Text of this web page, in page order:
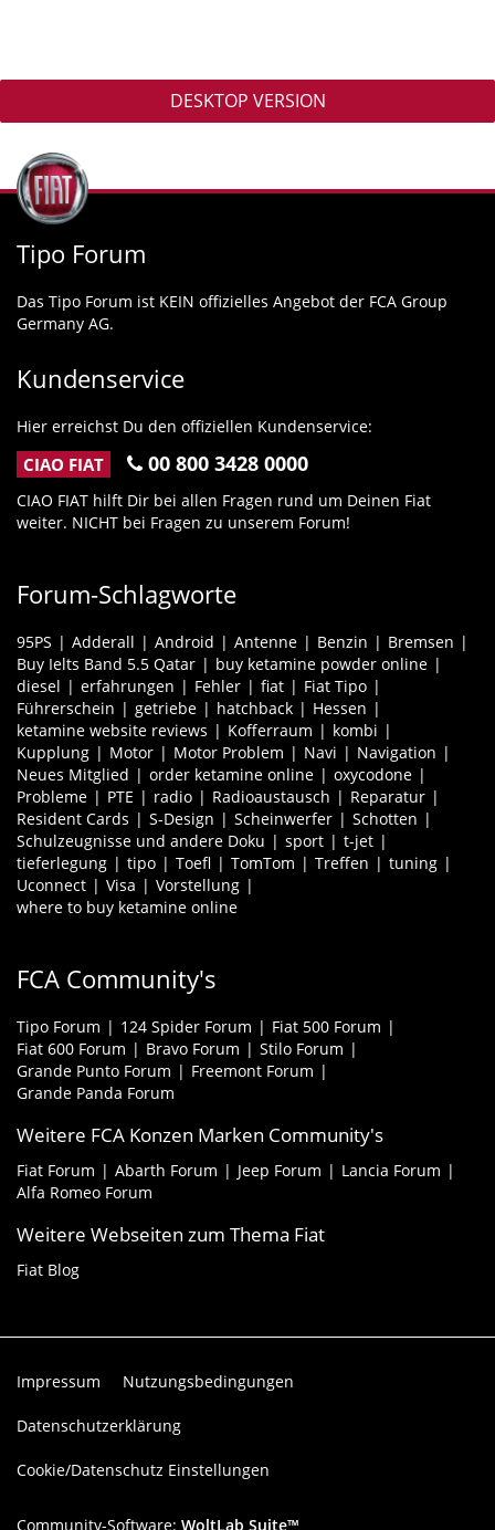
DESKTOP VERSION
Tipo Forum
Das Tipo Forum ist KEIN offizielles Angebot der FCA Group
Germany AG.
Kundenservice
Hier erreichst Du den offiziellen Kundenservice:
CIAO FIAT 00 800 3428 0000
CIAO FIAT hilft Dir bei allen Fragen rund um Deinen Fiat
weiter. NICHT bei Fragen zu unserem Forum!
Forum-Schlagworte
95PS Adderall Android Antenne Benzin
Bremsen
Buy Ielts Band 5.5 Qatar
buy ketamine powder online
diesel
erfahrungen Fehler fiat
Fiat Tipo
Führerschein
getriebe hatchback
Hessen
ketamine website reviews
Kofferraum
kombi
Kupplung
Motor Motor Problem Navi
Navigation
Neues Mitglied
order ketamine online
oxycodone
Probleme
PTE radio Radioaustausch
Reparatur
Resident Cards
S-Design Scheinwerfer
Schotten
Schulzeugnisse und andere Doku
sport
t-jet
tieferlegung
tipo Toefl TomTom Treffen
tuning
Uconnect
Visa
Vorstellung
where to buy ketamine online
FCA Community's
Tipo Forum 124 Spider Forum
Fiat 500 Forum
Fiat 600 Forum
Bravo Forum
Stilo Forum
Grande Punto Forum
Freemont Forum
Grande Panda Forum
Weitere FCA Konzen Marken Community's
Fiat Forum Abarth Forum Jeep Forum
Lancia Forum
Alfa Romeo Forum
Weitere Webseiten zum Thema Fiat
Fiat Blog
Impressum Nutzungsbedingungen
Datenschutzerklärung
Cookie/Datenschutz Einstellungen
Community-Software: WoltLab Suite™